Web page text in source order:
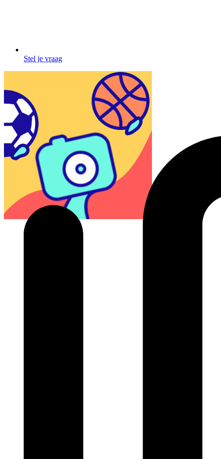
Stel je vraag